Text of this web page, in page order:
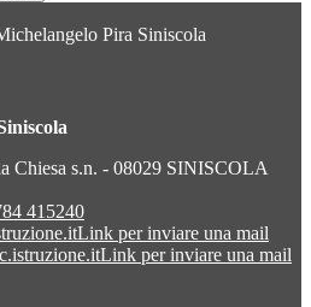
Pira Siniscola
Chiesa s.n. - 08029 SINISCOLA
415240
Link per inviare una mail
Link per inviare una mail